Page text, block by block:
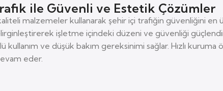
ile Güvenli ve Estetik Çözümler
malzemeler kullanarak şehir içi trafiğin güvenliğini en
işletme içindeki düzeni ve güvenliği
ve düşük bakım gereksinimi sağlar. Hızlı
eder.